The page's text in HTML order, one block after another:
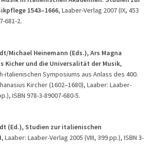
1543–1666, Laaber-Verlag 2007 (IX, 453
681-2.
Michael Heinemann (Eds.), Ars Magna
Kicher und die Universalität der Musik,
italienischen Symposiums aus Anlass des 400.
Kircher (1602–1680), Laaber: Laaber-
ISBN 978-3-89007-680-5.
(Ed.), Studien zur italienischen
, Laaber: Laaber-Verlag 2005 (VIII, 399 pp.), ISBN 3-